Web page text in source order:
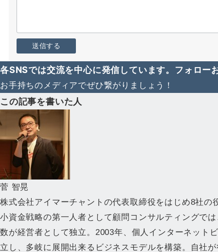
各SNSでは交流を中心に発信しています。フォロー
お手持ちのメディアでぜひ繋がりましょう！
この記事を書いた人
菅 智晃
株式会社アイマーチャントの代表取締役をはじめ8社の
小資金戦略の第一人者として顧問コンサルティングで
数が経営者として独立。2003年、個人インターネット
立し、多岐に展開出来るビジネスモデルを構築。自社